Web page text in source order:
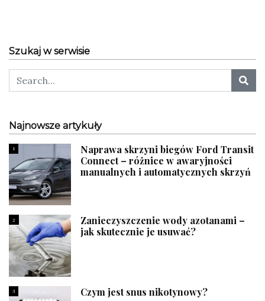
Szukaj w serwisie
Najnowsze artykuły
1
Naprawa skrzyni biegów Ford Transit
Connect – różnice w awaryjności
manualnych i automatycznych skrzyń
2
Zanieczyszczenie wody azotanami –
jak skutecznie je usuwać?
3 Czym jest snus nikotynowy?